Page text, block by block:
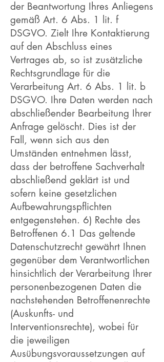
der Beantwortung Ihres Anliegens
gemäß Art. 6 Abs. 1 lit. f
DSGVO. Zielt Ihre Kontaktierung
auf den Abschluss eines
Vertrages ab, so ist zusätzliche
Rechtsgrundlage für die
Verarbeitung Art. 6 Abs. 1 lit. b
DSGVO. Ihre Daten werden nach
abschließender Bearbeitung Ihrer
Anfrage gelöscht. Dies ist der
Fall, wenn sich aus den
Umständen entnehmen lässt,
dass der betroffene Sachverhalt
abschließend geklärt ist und
sofern keine gesetzlichen
Aufbewahrungspflichten
entgegenstehen. 6) Rechte des
Betroffenen 6.1 Das geltende
Datenschutzrecht gewährt Ihnen
gegenüber dem Verantwortlichen
hinsichtlich der Verarbeitung Ihrer
personenbezogenen Daten die
nachstehenden Betroffenenrechte
(Auskunfts- und
Interventionsrechte), wobei für
die jeweiligen
Ausübungsvoraussetzungen auf